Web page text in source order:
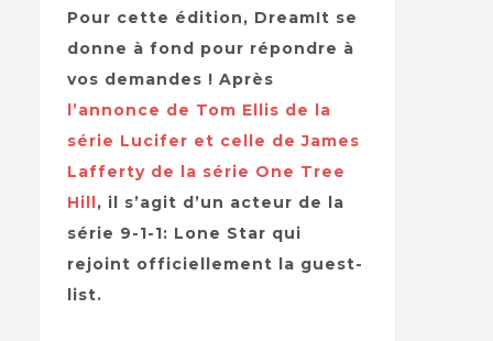
Pour cette édition, DreamIt se
donne à fond pour répondre à
vos demandes ! Après
l’annonce de Tom Ellis de la
série Lucifer et celle de James
Lafferty de la série One Tree
Hill , il s’agit d’un acteur de la
série 9-1-1: Lone Star qui
rejoint officiellement la guest-
list.